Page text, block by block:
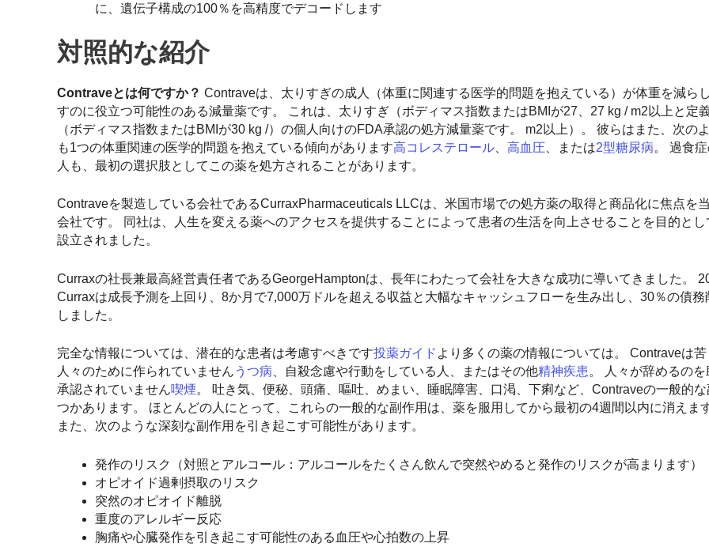
に、遺伝子構成の100％を高精度でデコードします
対照的な紹介
Contraveとは何ですか？ Contraveは、太りすぎの成人（体重に関連する医学的問題を抱えている）が体重を減ら
すのに役立つ可能性のある減量薬です。 これは、太りすぎ（ボディマス指数またはBMIが27、27 kg / m2以上と定
（ボディマス指数またはBMIが30 kg /）の個人向けのFDA承認の処方減量薬です。 m2以上）。 彼らはまた、次の
も1つの体重関連の医学的問題を抱えている傾向があります高コレステロール 高血圧 、または2型糖尿病。 過食
人も、最初の選択肢としてこの薬を処方されることがあります。
Contraveを製造している会社であるCurraxPharmaceuticals LLCは、米国市場での処方薬の取得と商品化に焦点を
会社です。 同社は、人生を変える薬へのアクセスを提供することによって患者の生活を向上させることを目的とし
設立されました。
Curraxの社長兼最高経営責任者であるGeorgeHamptonは、長年にわたって会社を大きな成功に導いてきました。
Curraxは成長予測を上回り、8か月で7,000万ドルを超える収益と大幅なキャッシュフローを生み出し、30％の債務
しました。
完全な情報については、潜在的な患者は考慮すべきです投薬ガイド より多くの薬の情報については。 Contraveは
人々のために作られていません うつ病 、自殺念慮や行動をしている人、またはその他精神疾患 。 人々が辞めるの
承認されていません喫煙。 吐き気、便秘、頭痛、嘔吐、めまい、睡眠障害、口渇、下痢など、Contraveの一般的な
つかあります。 ほとんどの人にとって、これらの一般的な副作用は、薬を服用してから最初の4週間以内に消えま
また、次のような深刻な副作用を引き起こす可能性があります。
発作のリスク（対照とアルコール：アルコールをたくさん飲んで突然やめると発作のリスクが高まります）
オピオイド過剰摂取のリスク
突然のオピオイド離脱
重度のアレルギー反応
胸痛や心臓発作を引き起こす可能性のある血圧や心拍数の上昇